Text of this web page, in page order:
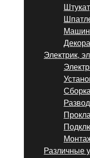
Электрик,
Различные